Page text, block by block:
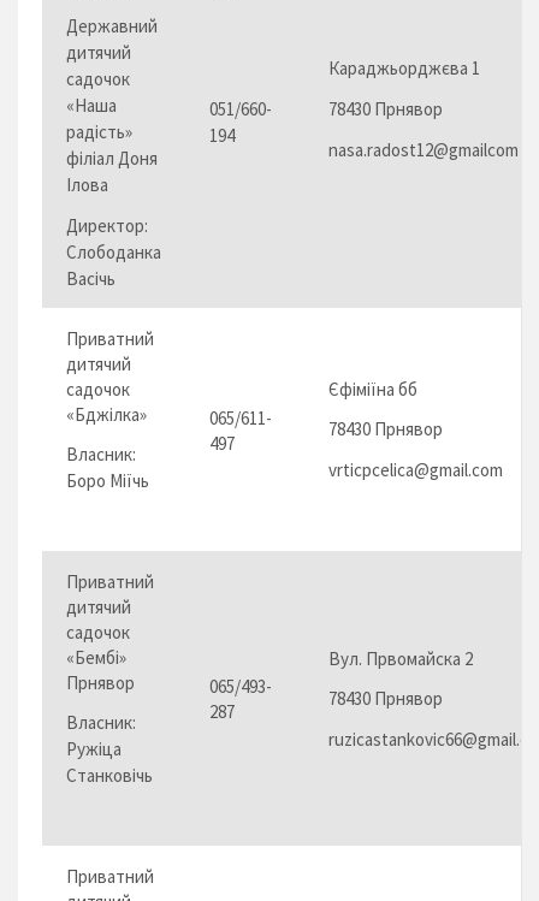
Державний
дитячий
садочок
«Наша
радість»
філіал Доня
Ілова
Директор:
Слободанка
Васічь
051/660-
194
Караджьорджєва 1
78430 Прнявор
nasa.radost12@gmailcom
Приватний
дитячий
садочок
«Бджілка»
Власник:
Боро Міїчь
065/611-
497
Єфіміїна бб
78430 Прнявор
vrticpcelica@gmail.com
Приватний
дитячий
садочок
«Бембі»
Прнявор
Власник:
Ружіца
Станковічь
065/493-
287
Вул. Првомайска 2
78430 Прнявор
Приватний